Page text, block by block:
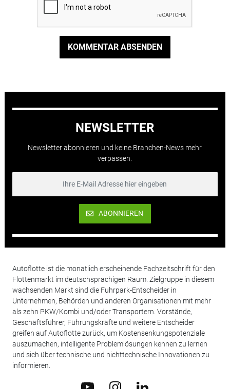
KOMMENTAR ABSENDEN
NEWSLETTER
Newsletter abonnieren und keine Branchen-News mehr
verpassen.
ABONNIEREN
Autoflotte ist die monatlich erscheinende Fachzeitschrift für den
Flottenmarkt im deutschsprachigen Raum. Zielgruppe in diesem
wachsenden Markt sind die Fuhrpark-Entscheider in
Unternehmen, Behörden und anderen Organisationen mit mehr
als zehn PKW/Kombi und/oder Transportern. Vorstände,
Geschäftsführer, Führungskräfte und weitere Entscheider
greifen auf Autoflotte zurück, um Kostensenkungspotenziale
auszumachen, intelligente Problemlösungen kennen zu lernen
und sich über technische und nichttechnische Innovationen zu
informieren.